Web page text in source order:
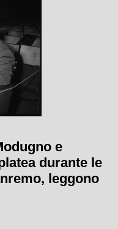
e
durante le
leggono